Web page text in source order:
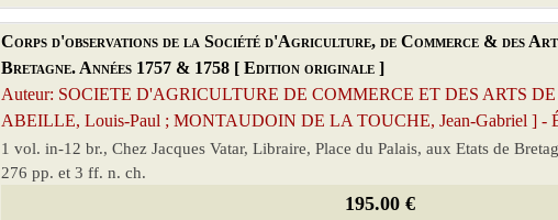
Corps d'observations de la Société d'Agriculture, de Commerce & des
Bretagne. Années 1757 & 1758 [ Edition originale ]
Auteur: SOCIETE D'AGRICULTURE DE COMMERCE ET DES ARTS
ABEILLE, Louis-Paul ; MONTAUDOIN DE LA TOUCHE, Jean-Gabriel ] -
1 vol. in-12 br., Chez Jacques Vatar, Libraire, Place du Palais, aux Etats de
276 pp. et 3 ff. n. ch.
195.00 €